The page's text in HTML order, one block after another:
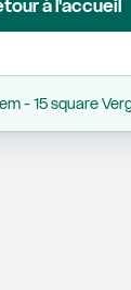
à l'accueil
- 15 square